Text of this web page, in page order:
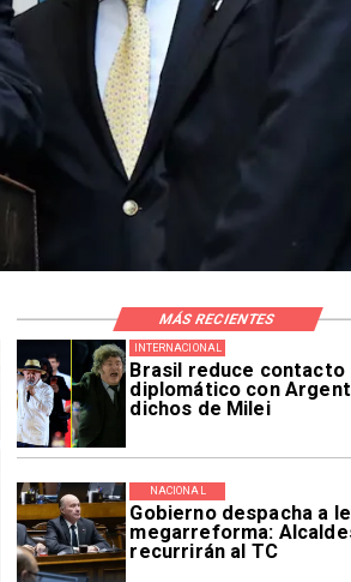
Brasil reduce contacto
diplomático con
dichos de Milei
INTERNACIONAL
Gobierno despacha a
megarreforma:
recurrirán al TC
NACIONAL
MÁS RECIENTES